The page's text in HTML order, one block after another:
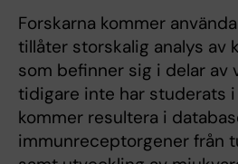
Forskarna kommer
tillåter storskalig analys av
som befinner sig i delar av
tidigare inte har studerats
kommer resultera i
immunreceptorgener från